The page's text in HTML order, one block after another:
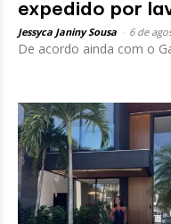
expedido por
Jessyca Janiny Sousa 6 de
De acordo ainda com o